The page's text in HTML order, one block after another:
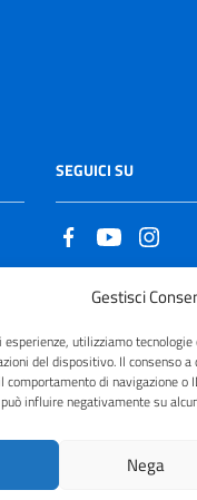
Gestisci
utilizziamo
del dispositivo. Il consenso
comportamento di navigazione o
influire negativamente su
Nega
SEGUICI SU
Copyright ©